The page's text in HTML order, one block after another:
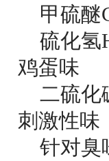
甲硫醚
硫化氢
鸡蛋味
二硫化
刺激性味
针对臭